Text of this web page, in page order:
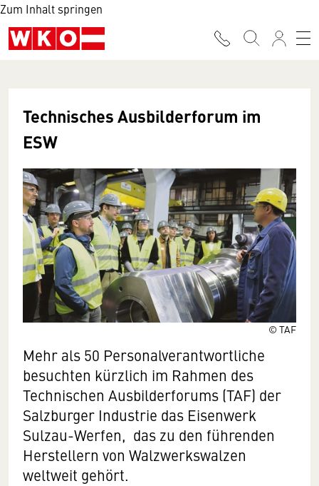
Zum Inhalt springen
© TAF
Technisches Ausbilderforum im
ESW
Mehr als 50 Personalverantwortliche
besuchten kürzlich im Rahmen des
Technischen Ausbilderforums (TAF) der
Salzburger Industrie das Eisenwerk
Sulzau-Werfen, das zu den führenden
Herstellern von Walzwerkswalzen
weltweit gehört.